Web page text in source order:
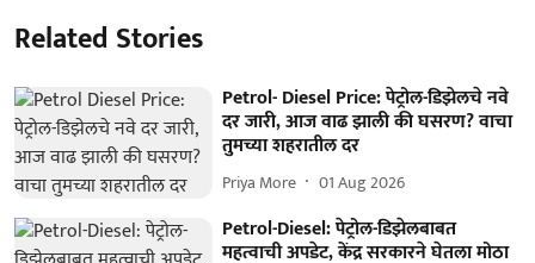
Related Stories
Petrol- Diesel Price: पेट्रोल-डिझेलचे नवे
दर जारी, आज वाढ झाली की घसरण? वाचा
तुमच्या शहरातील दर
Priya More 01 Aug 2026
Petrol-Diesel: पेट्रोल-डिझेलबाबत
महत्वाची अपडेट, केंद्र सरकारने घेतला मोठा